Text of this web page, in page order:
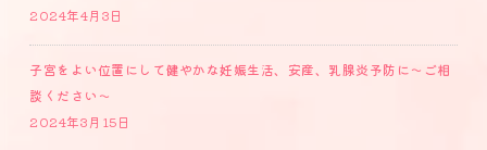
2024年4月3日
子宮をよい位置にして健やかな妊娠生活、安産、乳腺炎予防に～ご相
談ください～
2024年3月15日